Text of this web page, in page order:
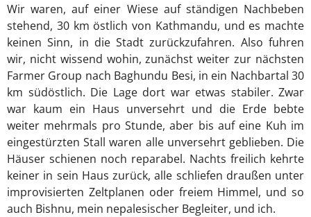
Wir waren, auf einer Wiese auf ständigen Nachbeben
stehend, 30 km östlich von Kathmandu, und es machte
keinen Sinn, in die Stadt zurückzufahren. Also fuhren
wir, nicht wissend wohin, zunächst weiter zur nächsten
Farmer Group nach Baghundu Besi, in ein Nachbartal 30
km südöstlich. Die Lage dort war etwas stabiler. Zwar
war kaum ein Haus unversehrt und die Erde bebte
weiter mehrmals pro Stunde, aber bis auf eine Kuh im
eingestürzten Stall waren alle unversehrt geblieben. Die
Häuser schienen noch reparabel. Nachts freilich kehrte
keiner in sein Haus zurück, alle schliefen draußen unter
improvisierten Zeltplanen oder freiem Himmel, und so
auch Bishnu, mein nepalesischer Begleiter, und ich.